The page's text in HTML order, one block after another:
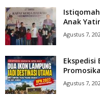
Istiqomah
Anak
Agustus 7,
Ekspedisi
Agustus 7,